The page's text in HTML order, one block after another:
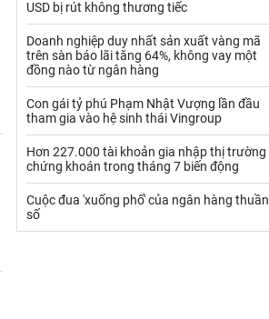
Thủy hải sản khác Tôm
Vàng
VLXD khác Xăng dầu
Xi măng - Clynker
USD bị rút không thương tiếc
Doanh nghiệp duy nhất sản xuất vàng mã
trên sàn báo lãi tăng 64%, không vay một
đồng nào từ ngân hàng
Con gái tỷ phú Phạm Nhật Vượng lần đầu
tham gia vào hệ sinh thái Vingroup
Hơn 227.000 tài khoản gia nhập thị trường
chứng khoán trong tháng 7 biến động
Cuộc đua 'xuống phố' của ngân hàng thuần
số